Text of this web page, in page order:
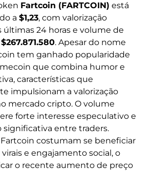
Fartcoin (FARTCOIN) está
a $1,23, com valorização
últimas 24 horas e volume de
$267.871.580. Apesar do nome
tem ganhado popularidade
que combina humor e
características que
impulsionam a valorização
mercado cripto. O volume
forte interesse especulativo e
entre traders.
costumam se beneficiar
e engajamento social, o
o recente aumento de preço